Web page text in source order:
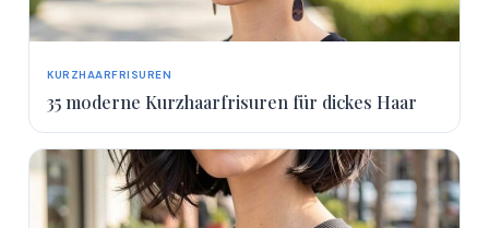
KURZHAARFRISUREN
35 moderne Kurzhaarfrisuren für dickes Haar